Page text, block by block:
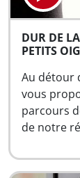
DUR DE
PETITS
Au détour
vous
parcours
de notre